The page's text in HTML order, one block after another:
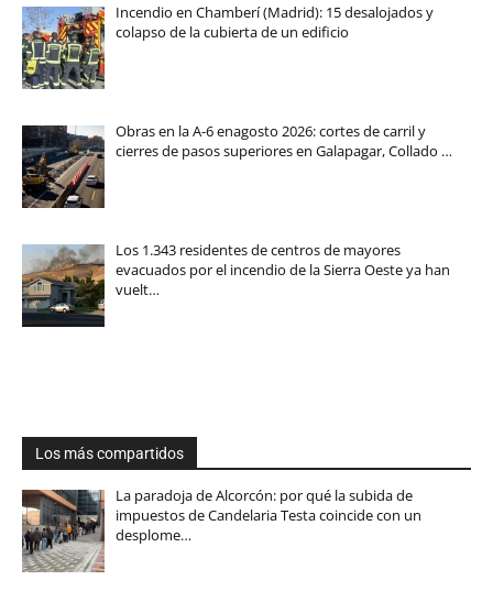
Incendio en Chamberí (Madrid): 15 desalojados y
colapso de la cubierta de un edificio
Obras en la A-6 enagosto 2026: cortes de carril y
cierres de pasos superiores en Galapagar, Collado …
Los 1.343 residentes de centros de mayores
evacuados por el incendio de la Sierra Oeste ya han
vuelt…
Los más compartidos
La paradoja de Alcorcón: por qué la subida de
impuestos de Candelaria Testa coincide con un
desplome…